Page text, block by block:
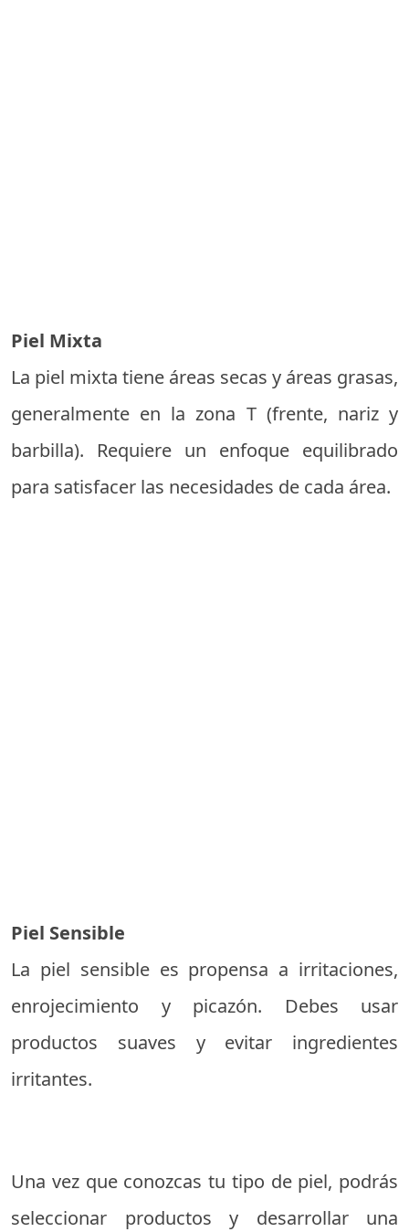
Piel Mixta
La piel mixta tiene áreas secas y áreas grasas,
generalmente en la zona T (frente, nariz y
barbilla). Requiere un enfoque equilibrado
para satisfacer las necesidades de cada área.
Piel Sensible
La piel sensible es propensa a irritaciones,
enrojecimiento y picazón. Debes usar
productos suaves y evitar ingredientes
irritantes.
Una vez que conozcas tu tipo de piel, podrás
seleccionar productos y desarrollar una